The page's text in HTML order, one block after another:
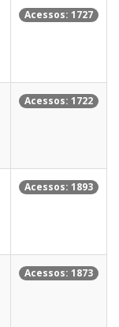
Acessos: 1727
Acessos: 1722
Acessos: 1893
Acessos: 1873